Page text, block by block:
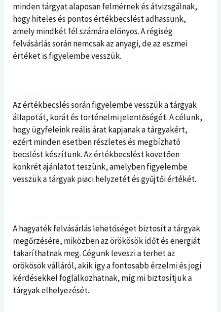
minden tárgyat alaposan felmérnek és átvizsgálnak,
hogy hiteles és pontos értékbecslést adhassunk,
amely mindkét fél számára előnyös. A régiség
felvásárlás során nemcsak az anyagi, de az eszmei
értéket is figyelembe vesszük.
Az értékbecslés során figyelembe vesszük a tárgyak
állapotát, korát és történelmi jelentőségét. A célunk,
hogy ügyfeleink reális árat kapjanak a tárgyakért,
ezért minden esetben részletes és megbízható
becslést készítünk. Az értékbecslést követően
konkrét ajánlatot teszünk, amelyben figyelembe
vesszük a tárgyak piaci helyzetét és gyűjtői értékét.
A hagyaték felvásárlás lehetőséget biztosít a tárgyak
megőrzésére, miközben az örökösök időt és energiát
takaríthatnak meg. Cégünk leveszi a terhet az
örökösök válláról, akik így a fontosabb érzelmi és jogi
kérdésekkel foglalkozhatnak, míg mi biztosítjuk a
tárgyak elhelyezését.